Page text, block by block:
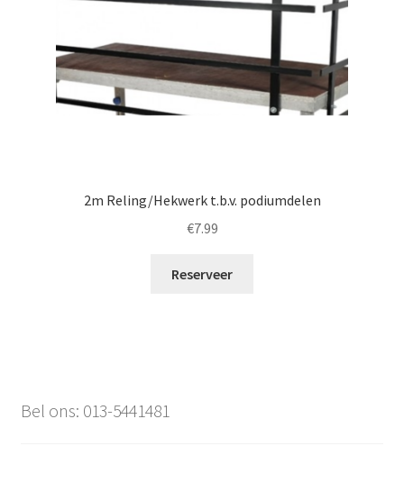
2m Reling/Hekwerk t.b.v. podiumdelen
€7.99
Reserveer
Bel ons: 013-5441481